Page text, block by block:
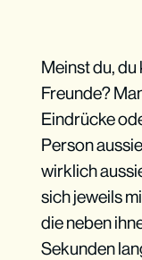
Meinst du,
Freunde?
Eindrücke
Person
wirklich
sich jeweils
die neben
Sekunden